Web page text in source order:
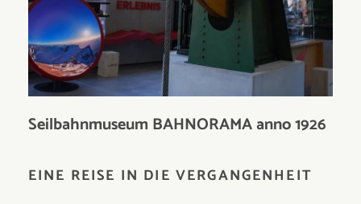
Seilbahnmuseum BAHNORAMA anno 1926
EINE REISE IN DIE VERGANGENHEIT